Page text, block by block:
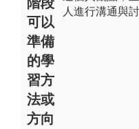
可以
準備
的學
習方
法或
方向
人進行溝通與